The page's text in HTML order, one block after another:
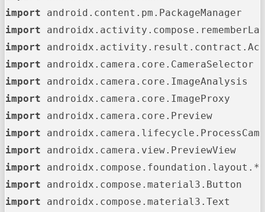
import
import
import
import
import
import
import
import
import
import
import
import